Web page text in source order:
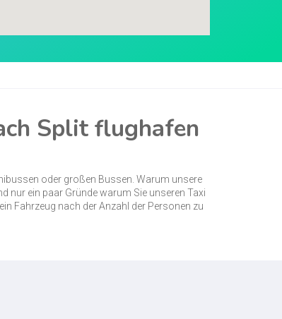
Split flughafen
oder großen Bussen. Warum unsere
nur ein paar Gründe warum Sie unseren Taxi
Fahrzeug nach der Anzahl der Personen zu